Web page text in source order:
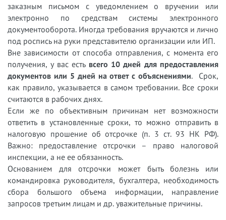
заказным письмом с уведомлением о вручении или
электронно по средствам системы электронного
документооборота. Иногда требования вручаются и лично
под роспись на руки представителю организации или ИП.
Вне зависимости от способа отправления, с момента его
получения, у вас есть всего 10 дней для предоставления
документов или 5 дней на ответ с объяснениями. Срок,
как правило, указывается в самом требовании. Все сроки
считаются в рабочих днях.
Если же по объективным причинам нет возможности
ответить в установленные сроки, то можно отправить в
налоговую прошение об отсрочке (п. 3 ст. 93 НК РФ).
Важно: предоставление отсрочки – право налоговой
инспекции, а не ее обязанность.
Основанием для отсрочки может быть болезнь или
командировка руководителя, бухгалтера, необходимость
сбора большого объема информации, направление
запросов третьим лицам и др. уважительные причины.